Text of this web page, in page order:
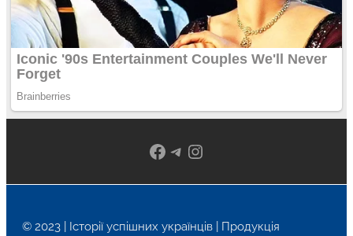
Facebook
Telegram
Instagram
© 2023 | Історії успішних українців | Продукція